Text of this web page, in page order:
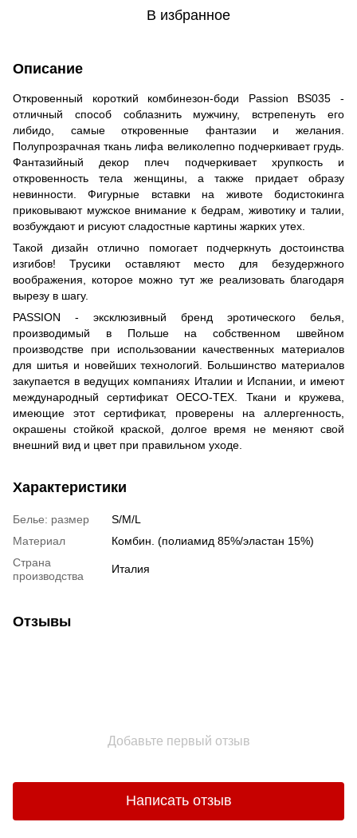
В избранное
Описание
Откровенный короткий комбинезон-боди Passion BS035 -
отличный способ соблазнить мужчину, встрепенуть его
либидо, самые откровенные фантазии и желания.
Полупрозрачная ткань лифа великолепно подчеркивает грудь.
Фантазийный декор плеч подчеркивает хрупкость и
откровенность тела женщины, а также придает образу
невинности. Фигурные вставки на животе бодистокинга
приковывают мужское внимание к бедрам, животику и талии,
возбуждают и рисуют сладостные картины жарких утех.
Такой дизайн отлично помогает подчеркнуть достоинства
изгибов! Трусики оставляют место для безудержного
воображения, которое можно тут же реализовать благодаря
вырезу в шагу.
PASSION - эксклюзивный бренд эротического белья,
производимый в Польше на собственном швейном
производстве при использовании качественных материалов
для шитья и новейших технологий. Большинство материалов
закупается в ведущих компаниях Италии и Испании, и имеют
международный сертификат OECO-TEX. Ткани и кружева,
имеющие этот сертификат, проверены на аллергенность,
окрашены стойкой краской, долгое время не меняют свой
внешний вид и цвет при правильном уходе.
Характеристики
Белье: размер
S/M/L
Материал
Комбин. (полиамид 85%/эластан 15%)
Страна
производства
Италия
Отзывы
Добавьте первый отзыв
Написать отзыв